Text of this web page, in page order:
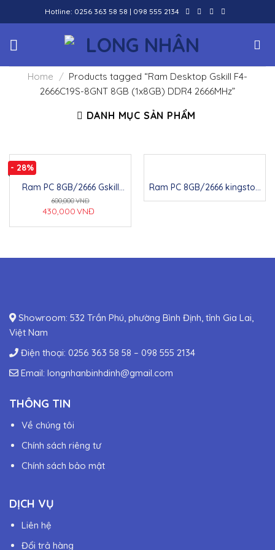
to
content
Hotline: 0256 363 58 58 | 098 555 2134
Home / Products tagged “Ram Desktop Gskill F4-
2666C19S-8GNT 8GB (1x8GB) DDR4 2666MHz”
DANH MỤC SẢN PHẨM
- 28%
Ram PC 8GB/2666 Gskill
(box)
600,000VNĐ
430,000 VNĐ
Ram PC 8GB/2666 kingston
(box)
Showroom: 532 Trần Phú, phường Bình Định, tỉnh Gia Lai,
Việt Nam
Điện thoại: 0256 363 58 58 – 098 555 2134
Email: longnhanbinhdinh@gmail.com
THÔNG TIN
Về chúng tôi
Chính sách riêng tư
Chính sách bảo mật
DỊCH VỤ
Liên hệ
Đổi trả hàng